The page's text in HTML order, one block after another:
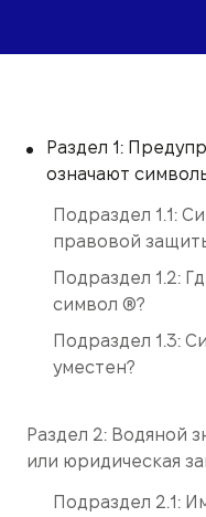
Раздел 1:
означают
Подраздел 1.1:
правовой
Подраздел 1.2:
символ ®?
Подраздел 1.3:
уместен?
Раздел 2: Водяной
или юридическая
Подраздел 2.1: